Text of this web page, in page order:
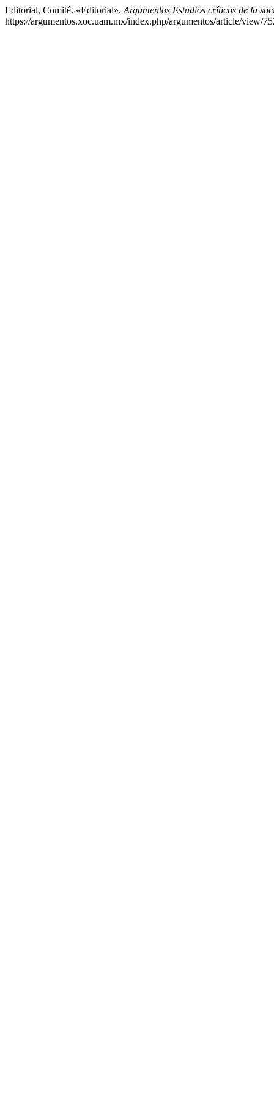
Editorial, Comité. «Editorial». Argumentos Estudios críticos de la
https://argumentos.xoc.uam.mx/index.php/argumentos/article/view/